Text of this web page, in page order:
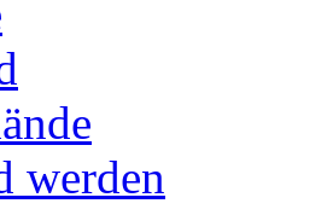
werden